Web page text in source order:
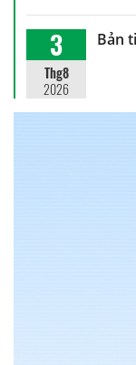
3
Thg8
2026
Bản